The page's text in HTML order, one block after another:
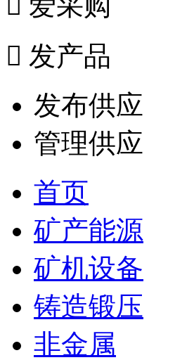
 发产品
发布供应
管理供应
首页
矿产能源
矿机设备
铸造锻压
非金属